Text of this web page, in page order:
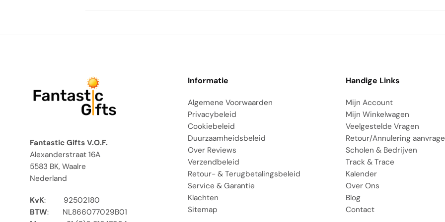
Fantastic Gifts V.O.F.
Alexanderstraat 16A
5583 BK, Waalre
Nederland
KvK:
92502180
BTW:
NL866077029B01
Informatie
Algemene Voorwaarden
Privacybeleid
Cookiebeleid
Duurzaamheidsbeleid
Over Reviews
Verzendbeleid
Retour- & Terugbetalingsbeleid
Service & Garantie
Klachten
Sitemap
Handige Links
Mijn Account
Mijn Winkelwagen
Veelgestelde Vragen
Retour/Annulering
Scholen & Bedrijven
Track & Trace
Kalender
Over Ons
Blog
Contact